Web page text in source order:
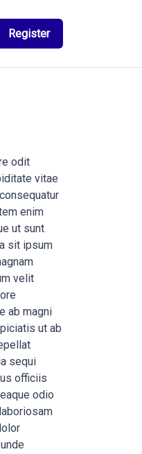
Register
odit
vitae
enim
ut sunt
sit ipsum
velit
ab magni
ut ab
sequi
officiis
odio